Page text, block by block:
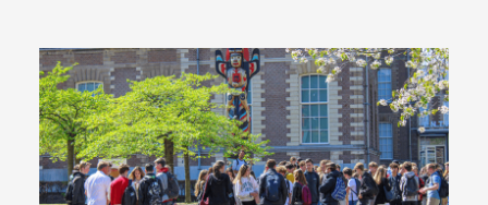
De
Ultimate
Digital
School
Game